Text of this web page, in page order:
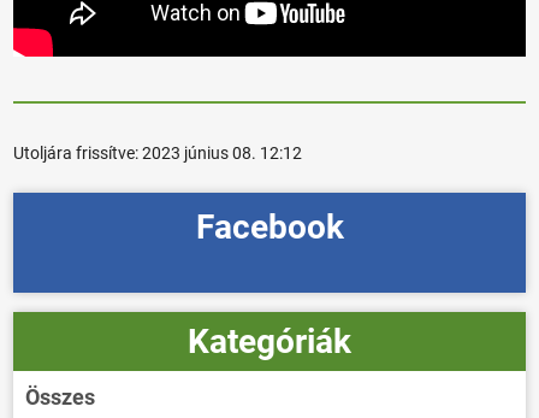
Utoljára frissítve:2023 június 08. 12:12
Facebook
Kategóriák
Összes